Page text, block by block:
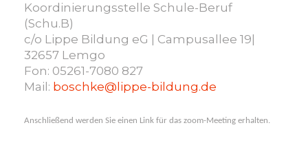
Koordinierungsstelle Schule-Beruf
(Schu.B)
c/o Lippe Bildung eG | Campusallee 19|
32657 Lemgo
Fon: 05261-7080 827
Mail: boschke@lippe-bildung.de
Anschließend werden Sie einen Link für das zoom-Meeting erhalten.